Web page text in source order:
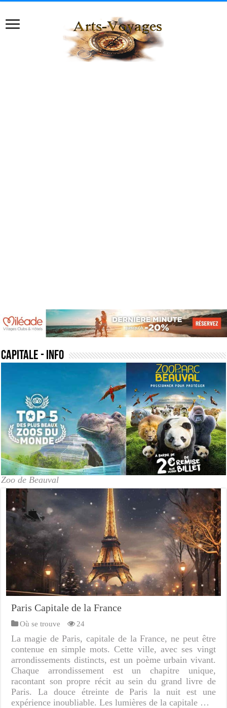
capitale - Info
Zoo de Beauval
Paris Capitale de la France
Où se trouve 24
La magie de Paris, capitale de la France, ne peut être
contenue en simple mots. Cette ville, avec ses vingt
arrondissements distincts, est un poème urbain vivant.
Chaque arrondissement est un chapitre unique,
racontant son propre récit au sein du grand livre de
Paris. La douce étreinte de Paris la nuit est une
expérience inoubliable. Les lumières de la capitale …